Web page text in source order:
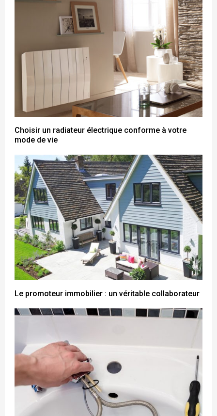
Choisir un radiateur électrique conforme à votre
mode de vie
Le promoteur immobilier : un véritable collaborateur